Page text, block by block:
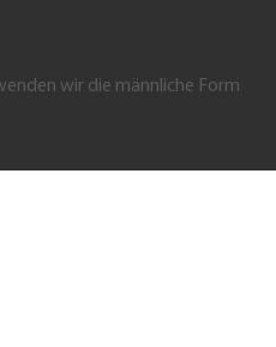
wir die männliche Form